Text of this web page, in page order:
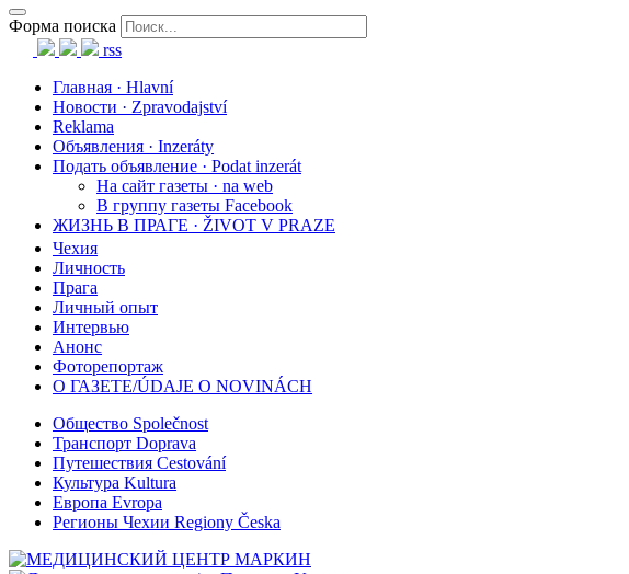
Форма поиска
rss
Главная · Hlavní
Новости · Zpravodajství
Reklama
Объявления · Inzeráty
Подать объявление · Podat inzerát
На сайт газеты · na web
В группу газеты Facebook
ЖИЗНЬ В ПРАГЕ · ŽIVOT V PRAZE
Чехия
Личность
Прага
Личный опыт
Интервью
Анонс
Фоторепортаж
О ГАЗЕТЕ/ÚDAJE O NOVINÁCH
Общество Společnost
Транспорт Doprava
Путешествия Cestování
Культура Kultura
Европа Evropa
Регионы Чехии Regiony Česka